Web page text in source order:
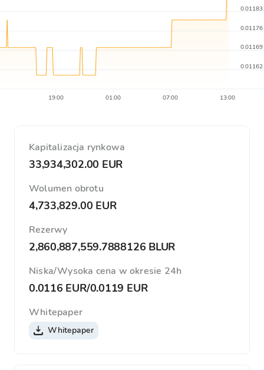
19:00 01:00 07:00 13:00
0.01162
0.01169
0.01176
0.01183
Kapitalizacja rynkowa
33,934,302.00 EUR
Wolumen obrotu
4,733,829.00 EUR
Rezerwy
2,860,887,559.7888126 BLUR
Niska/Wysoka cena w okresie 24h
0.0116 EUR/0.0119 EUR
Whitepaper
Whitepaper